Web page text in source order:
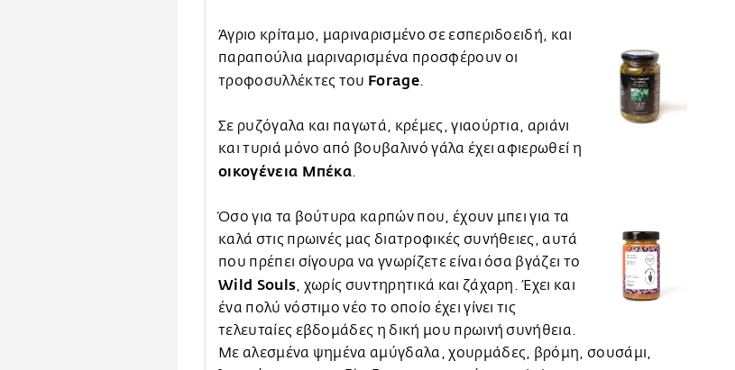
Άγριο κρίταμο, μαριναρισμένο σε εσπεριδοειδή, και
παραπούλια μαριναρισμένα προσφέρουν οι
τροφοσυλλέκτες του Forage.
Σε ρυζόγαλα και παγωτά, κρέμες, γιαούρτια, αριάνι
και τυριά μόνο από βουβαλινό γάλα έχει αφιερωθεί η
οικογένεια Μπέκα.
Όσο για τα βούτυρα καρπών που, έχουν μπει για τα
καλά στις πρωινές μας διατροφικές συνήθειες, αυτά
που πρέπει σίγουρα να γνωρίζετε είναι όσα βγάζει το
Wild Souls, χωρίς συντηρητικά και ζάχαρη. Έχει και
ένα πολύ νόστιμο νέο το οποίο έχει γίνει τις
τελευταίες εβδομάδες η δική μου πρωινή συνήθεια.
Με αλεσμένα ψημένα αμύγδαλα, χουρμάδες, βρόμη, σουσάμι,